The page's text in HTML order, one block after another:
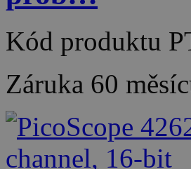
Kód produktu
Záruka 60